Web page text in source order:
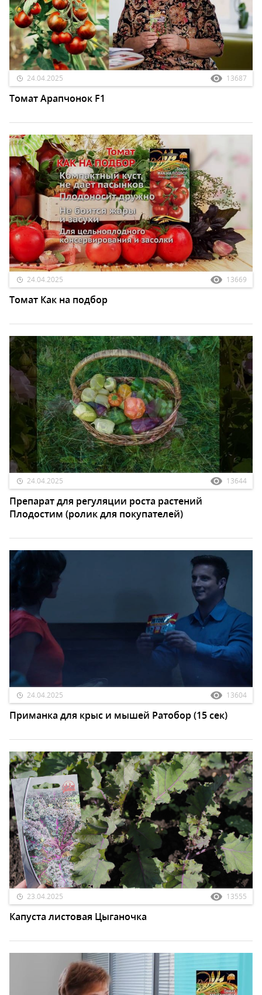
24.04.2025 13687
Томат Арапчонок F1
24.04.2025 13669
Томат Как на подбор
24.04.2025 13644
Препарат для регуляции роста растений
Плодостим (ролик для покупателей)
24.04.2025 13604
Приманка для крыс и мышей Ратобор (15 сек)
23.04.2025 13555
Капуста листовая Цыганочка